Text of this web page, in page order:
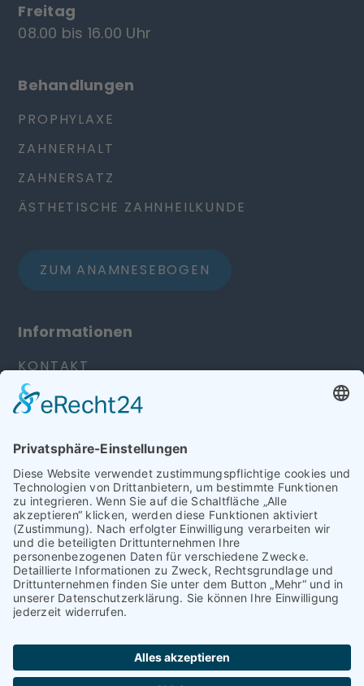
Freitag
08.00 bis 16.00 Uhr
Behandlungen
PROPHYLAXE
ZAHNERHALT
ZAHNERSATZ
ÄSTHETISCHE ZAHNHEILKUNDE
ZUM ANAMNESEBOGEN
Informationen
KONTAKT
IMPRESSUM
Karriere
Sie sind kein Patient, sondern auf der Suche
nach einem modernen und spannenden
Arbeitsplatz?
Bewerben Sie sich bei uns.
MEHR ERFAHREN